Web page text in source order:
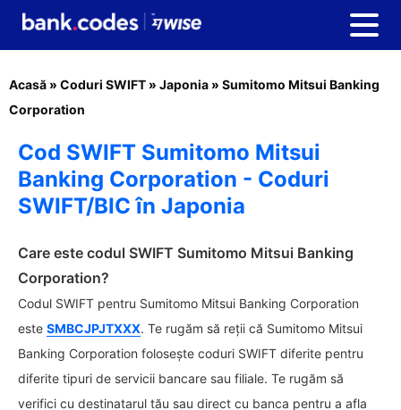
Acasă » Coduri SWIFT » Japonia » Sumitomo Mitsui Banking
Corporation
Cod SWIFT Sumitomo Mitsui
Banking Corporation - Coduri
SWIFT/BIC în Japonia
Care este codul SWIFT Sumitomo Mitsui Banking
Corporation?
Codul SWIFT pentru Sumitomo Mitsui Banking Corporation
este SMBCJPJTXXX. Te rugăm să reții că Sumitomo Mitsui
Banking Corporation folosește coduri SWIFT diferite pentru
diferite tipuri de servicii bancare sau filiale. Te rugăm să
verifici cu destinatarul tău sau direct cu banca pentru a afla